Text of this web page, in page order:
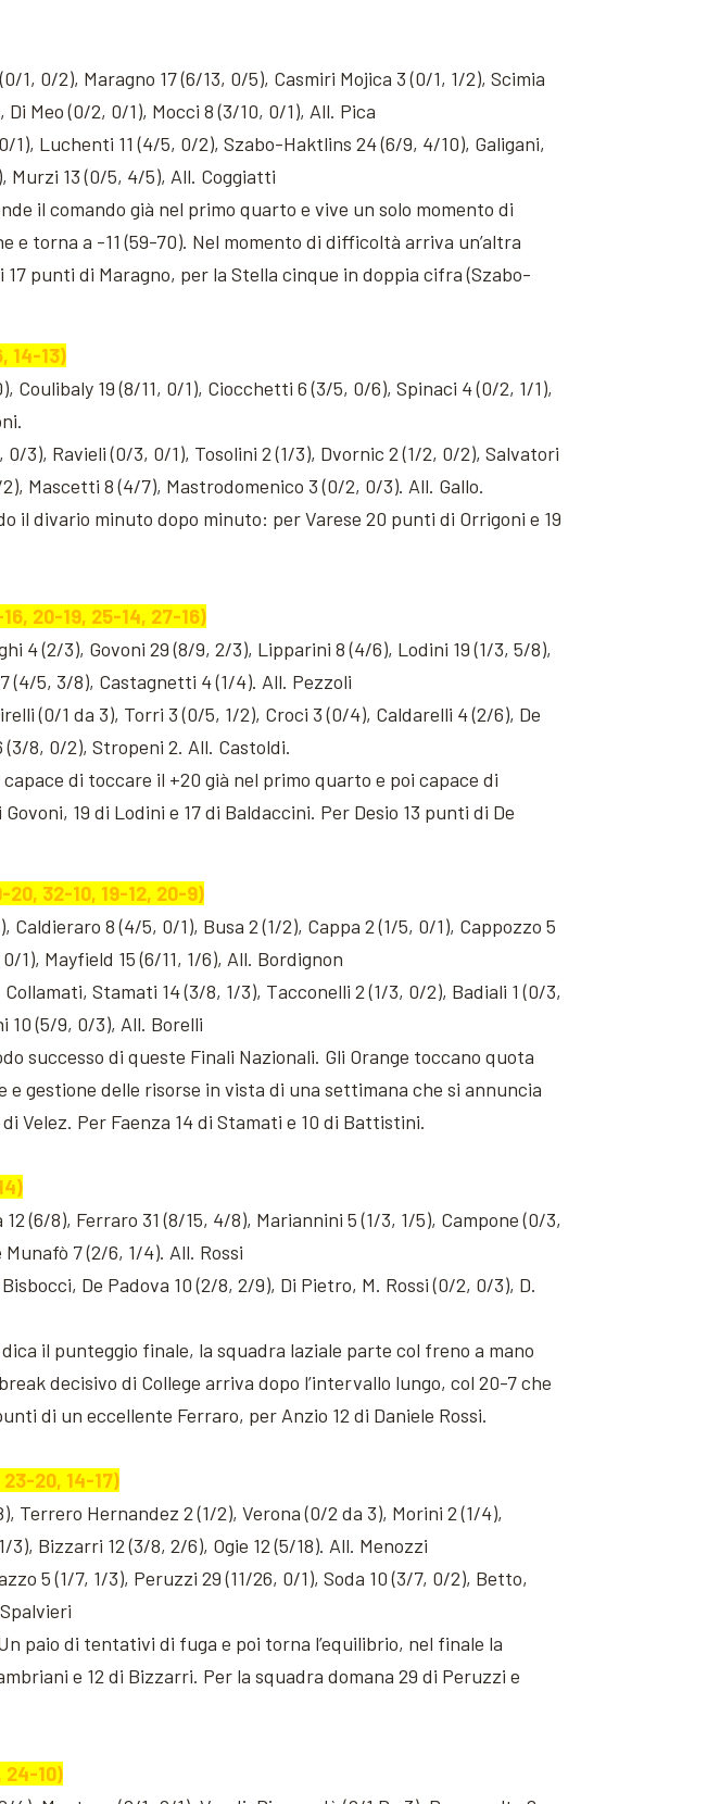
1, 0/2), Maragno 17 (6/13, 0/5), Casmiri Mojica 3 (0/1, 1/2), Scimia
Meo (0/2, 0/1), Mocci 8 (3/10, 0/1), All. Pica
Luchenti 11 (4/5, 0/2), Szabo-Haktlins 24 (6/9, 4/10), Galigani,
Murzi 13 (0/5, 4/5), All. Coggiatti
il comando già nel primo quarto e vive un solo momento di
torna a -11 (59-70). Nel momento di difficoltà arriva un’altra
punti di Maragno, per la Stella cinque in doppia cifra (Szabo-
14-13)
Coulibaly 19 (8/11, 0/1), Ciocchetti 6 (3/5, 0/6), Spinaci 4 (0/2, 1/1),
3), Ravieli (0/3, 0/1), Tosolini 2 (1/3), Dvornic 2 (1/2, 0/2), Salvatori
Mascetti 8 (4/7), Mastrodomenico 3 (0/2, 0/3). All. Gallo.
divario minuto dopo minuto: per Varese 20 punti di Orrigoni e 19
20-19, 25-14, 27-16)
4 (2/3), Govoni 29 (8/9, 2/3), Lipparini 8 (4/6), Lodini 19 (1/3, 5/8),
(4/5, 3/8), Castagnetti 4 (1/4). All. Pezzoli
(0/1 da 3), Torri 3 (0/5, 1/2), Croci 3 (0/4), Caldarelli 4 (2/6), De
(3/8, 0/2), Stropeni 2. All. Castoldi.
di toccare il +20 già nel primo quarto e poi capace di
19 di Lodini e 17 di Baldaccini. Per Desio 13 punti di De
32-10, 19-12, 20-9)
8 (4/5, 0/1), Busa 2 (1/2), Cappa 2 (1/5, 0/1), Cappozzo 5
1), Mayfield 15 (6/11, 1/6), All. Bordignon
Stamati 14 (3/8, 1/3), Tacconelli 2 (1/3, 0/2), Badiali 1 (0/3,
10 (5/9, 0/3), All. Borelli
successo di queste Finali Nazionali. Gli Orange toccano quota
gestione delle risorse in vista di una settimana che si annuncia
Velez. Per Faenza 14 di Stamati e 10 di Battistini.
(6/8), Ferraro 31 (8/15, 4/8), Mariannini 5 (1/3, 1/5), Campone (0/3,
7 (2/6, 1/4). All. Rossi
De Padova 10 (2/8, 2/9), Di Pietro, M. Rossi (0/2, 0/3), D.
il punteggio finale, la squadra laziale parte col freno a mano
decisivo di College arriva dopo l’intervallo lungo, col 20-7 che
di un eccellente Ferraro, per Anzio 12 di Daniele Rossi.
20, 14-17)
Terrero Hernandez 2 (1/2), Verona (0/2 da 3), Morini 2 (1/4),
Bizzarri 12 (3/8, 2/6), Ogie 12 (5/18). All. Menozzi
5 (1/7, 1/3), Peruzzi 29 (11/26, 0/1), Soda 10 (3/7, 0/2), Betto,
paio di tentativi di fuga e poi torna l’equilibrio, nel finale la
e 12 di Bizzarri. Per la squadra domana 29 di Peruzzi e
24-10)